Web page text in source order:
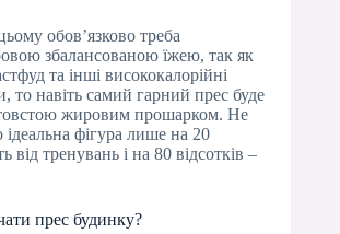
обов’язково треба
збалансованою їжею, так як
та інші висококалорійні
то навіть самий гарний прес буде
жировим прошарком. Не
фігура лише на 20
від тренувань і на 80 відсотків –
прес будинку?